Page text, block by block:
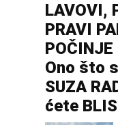
LAVOVI,
PRAVI
Ono što
SUZA
ćete